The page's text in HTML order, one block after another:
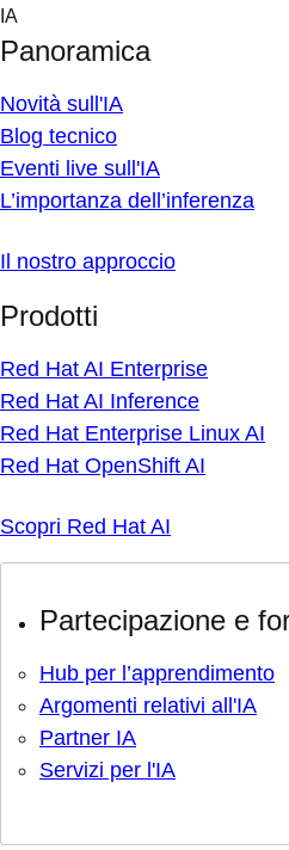
Skip
content
IA
Panoramica
Novità sull'IA
Blog tecnico
Eventi live sull'IA
L’importanza dell’inferenza
Il nostro approccio
Prodotti
Red Hat AI Enterprise
Red Hat AI Inference
Red Hat Enterprise Linux AI
Red Hat OpenShift AI
Scopri Red Hat AI
Partecipazione e
Hub per l’apprendimento
Argomenti relativi all'IA
Partner IA
Servizi per l'IA